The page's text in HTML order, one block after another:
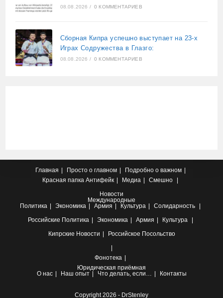
08.08.2026 / 0 КОММЕНТАРИЕВ
Сборная Кипра успешно выступает на 23-х
Играх Содружества в Глазго:
08.08.2026 / 0 КОММЕНТАРИЕВ
Главная Просто о главном
Подробно о важном
Красная папка Антифейк Медиа
Смешно
Новости
Международные
Политика
Экономика Армия Культура
Солидарность
Российские Политика Экономика Армия
Культура
Кипрские Новости Российское Посольство
Фонотека
Юридическая приёмная
О нас
Наш опыт Что делать, если… Контакты
Copyright 2026 - DrStenley